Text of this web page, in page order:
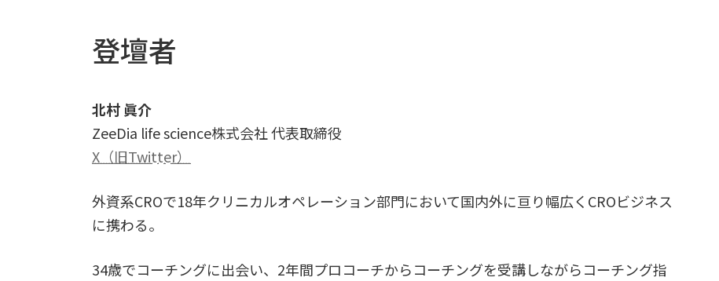
登壇者
北村 眞介
ZeeDia life science株式会社 代表取締役
X（旧Twitter）
外資系CROで18年クリニカルオペレーション部門において国内外に亘り幅広くCROビジネス
に携わる。
34歳でコーチングに出会い、2年間プロコーチからコーチングを受講しながらコーチング指